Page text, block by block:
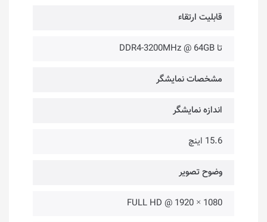
قابلیت ارتقاء
تا DDR4-3200MHz @ 64GB
مشخصات نمایشگر
اندازه نمایشگر
15.6 اینچ
وضوح تصویر
1080 × 1920 @ FULL HD